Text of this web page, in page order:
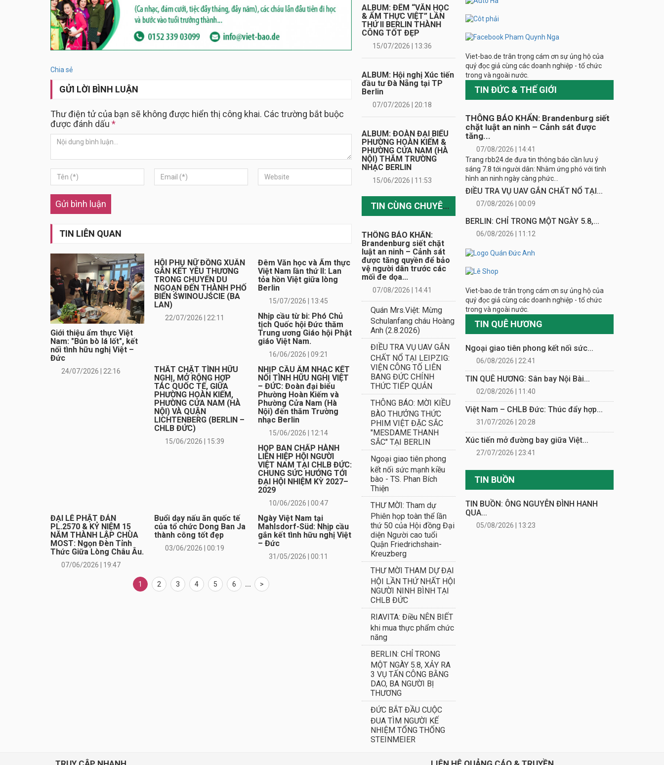
Chia sẻ
GỬI LỜI BÌNH LUẬN
Thư điện tử của bạn sẽ không được hiển thị công khai. Các trường bắt buộc
được đánh dấu *
Gửi bình luận
TIN LIÊN QUAN
Giới thiệu ẩm thực Việt
Nam: "Bún bò lá lốt", kết
nối tình hữu nghị Việt –
Đức
24/07/2026 | 22:16
HỘI PHỤ NỮ ĐỒNG XUÂN
GẮN KẾT YÊU THƯƠNG
TRONG CHUYẾN DU
NGOẠN ĐẾN THÀNH PHỐ
BIỂN ŚWINOUJŚCIE (BA
LAN)
22/07/2026 | 22:11
Đêm Văn học và Ẩm thực
Việt Nam lần thứ II: Lan
tỏa hồn Việt giữa lòng
Berlin
15/07/2026 | 13:45
Nhịp cầu từ bi: Phó Chủ
tịch Quốc hội Đức thăm
Trung ương Giáo hội Phật
giáo Việt Nam.
16/06/2026 | 09:21
THẮT CHẶT TÌNH HỮU
NGHỊ, MỞ RỘNG HỢP
TÁC QUỐC TẾ, GIỮA
PHƯỜNG HOÀN KIẾM,
PHƯỜNG CỬA NAM (HÀ
NỘI) VÀ QUẬN
LICHTENBERG (BERLIN –
CHLB ĐỨC)
15/06/2026 | 15:39
NHỊP CẦU ÂM NHẠC KẾT
NỐI TÌNH HỮU NGHỊ VIỆT
– ĐỨC: Đoàn đại biểu
Phường Hoàn Kiếm và
Phường Cửa Nam (Hà
Nội) đến thăm Trường
nhạc Berlin
15/06/2026 | 12:14
HỌP BAN CHẤP HÀNH
LIÊN HIỆP HỘI NGƯỜI
VIỆT NAM TẠI CHLB ĐỨC:
CHUNG SỨC HƯỚNG TỚI
ĐẠI HỘI NHIỆM KỲ 2027–
2029
10/06/2026 | 00:47
ĐẠI LỄ PHẬT ĐẢN
PL.2570 & KỶ NIỆM 15
NĂM THÀNH LẬP CHÙA
MOST: Ngọn Đèn Tỉnh
Thức Giữa Lòng Châu Âu.
07/06/2026 | 19:47
Buổi dạy nấu ăn quốc tế
của tổ chức Dong Ban Ja
thành công tốt đẹp
03/06/2026 | 00:19
Ngày Việt Nam tại
Mahlsdorf-Süd: Nhịp cầu
gắn kết tình hữu nghị Việt
– Đức
31/05/2026 | 00:11
1 2 3 4 5 6 ... >
ALBUM: ĐÊM “VĂN HỌC
& ẨM THỰC VIỆT” LẦN
THỨ II BERLIN THÀNH
CÔNG TỐT ĐẸP
15/07/2026 | 13:36
ALBUM: Hội nghị Xúc tiến
đầu tư Đà Nẵng tại TP
Berlin
07/07/2026 | 20:18
ALBUM: ĐOÀN ĐẠI BIỂU
PHƯỜNG HOÀN KIẾM &
PHƯỜNG CỬA NAM (HÀ
NỘI) THĂM TRƯỜNG
NHẠC BERLIN
15/06/2026 | 11:53
TIN CÙNG CHUYÊN MỤC
THÔNG BÁO KHẨN:
Brandenburg siết chặt
luật an ninh – Cảnh sát
được tăng quyền để bảo
vệ người dân trước các
mối đe dọa...
07/08/2026 | 14:41
Quán Mrs.Việt: Mừng
Schulanfang cháu Hoàng
Anh (2.8.2026)
ĐIỀU TRA VỤ UAV GẮN
CHẤT NỔ TẠI LEIPZIG:
VIỆN CÔNG TỐ LIÊN
BANG ĐỨC CHÍNH
THỨC TIẾP QUẢN
THÔNG BÁO: MỜI KIỀU
BÀO THƯỞNG THỨC
PHIM VIỆT ĐẶC SẮC
"MESDAME THANH
SẮC" TẠI BERLIN
Ngoại giao tiên phong
kết nối sức mạnh kiều
bào - TS. Phan Bích
Thiện
THƯ MỜI: Tham dự
Phiên họp toàn thể lần
thứ 50 của Hội đồng Đại
diện Người cao tuổi
Quận Friedrichshain-
Kreuzberg
THƯ MỜI THAM DỰ ĐẠI
HỘI LẦN THỨ NHẤT HỘI
NGƯỜI NINH BÌNH TẠI
CHLB ĐỨC
RIAVITA: Điều NÊN BIẾT
khi mua thực phẩm chức
năng
BERLIN: CHỈ TRONG
MỘT NGÀY 5.8, XẢY RA
3 VỤ TẤN CÔNG BẰNG
DAO, BA NGƯỜI BỊ
THƯƠNG
ĐỨC BẮT ĐẦU CUỘC
ĐUA TÌM NGƯỜI KẾ
NHIỆM TỔNG THỐNG
STEINMEIER
Viet-bao.de trân trọng cám ơn sự ủng hộ của
quý đọc giả cùng các doanh nghiệp - tổ chức
trong và ngoài nước.
TIN ĐỨC & THẾ GIỚI
THÔNG BÁO KHẨN: Brandenburg siết
chặt luật an ninh – Cảnh sát được
tăng...
07/08/2026 | 14:41
Trang rbb24.de đưa tin thông báo cần lưu ý
sáng 7.8 tới người dân: Nhằm ứng phó với tình
hình an ninh ngày càng phức...
ĐIỀU TRA VỤ UAV GẮN CHẤT NỔ TẠI...
07/08/2026 | 00:09
BERLIN: CHỈ TRONG MỘT NGÀY 5.8,...
06/08/2026 | 11:12
Viet-bao.de trân trọng cám ơn sự ủng hộ của
quý đọc giả cùng các doanh nghiệp - tổ chức
trong và ngoài nước.
TIN QUÊ HƯƠNG
Ngoại giao tiên phong kết nối sức...
06/08/2026 | 22:41
TIN QUÊ HƯƠNG: Sân bay Nội Bài...
02/08/2026 | 11:40
Việt Nam – CHLB Đức: Thúc đẩy hợp...
31/07/2026 | 20:28
Xúc tiến mở đường bay giữa Việt...
27/07/2026 | 23:41
TIN BUỒN
TIN BUỒN: ÔNG NGUYỄN ĐÌNH HANH
QUA...
05/08/2026 | 13:23